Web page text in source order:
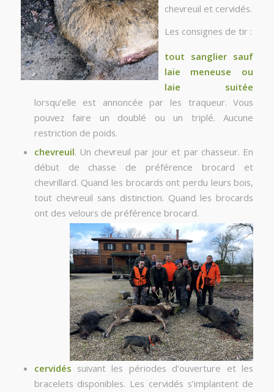
chevreuil et cervidés.
Les consignes de tir :
tout sanglier sauf
laie meneuse ou
laie suitée
lorsqu’elle est annoncée par les traqueur. Vous
pouvez faire un doublé ou un triplé. Aucune
restriction de poids.
chevreuil. Un chevreuil par jour et par chasseur. En
début de chasse de préférence brocard et
chevrillard. Quand les brocards ont perdu leurs bois,
tout chevreuil sans distinction. Quand les brocards
ont des velours de préférence brocard.
cervidés suivant les périodes d’ouverture et les
bracelets disponibles. Les cervidés s’implantent de